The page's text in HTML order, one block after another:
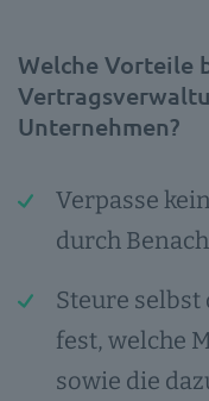
Welche Vorteile
Unternehmen?
Verpasse
durch
Steure
fest, welche
sowie die